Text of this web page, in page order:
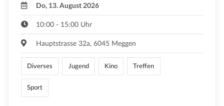
Do, 13. August 2026
10:00 - 15:00 Uhr
Hauptstrasse 32a, 6045 Meggen
Diverses Jugend Kino Treffen
Sport